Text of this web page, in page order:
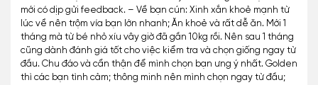
mới có dịp gửi feedback. – Về bạn cún: Xinh xắn khoẻ mạnh từ
lúc về nên trộm vía bạn lớn nhanh; Ăn khoẻ và rất dễ ăn. Mới 1
tháng mà từ bé nhỏ xíu vây giờ đã gần 10kg rồi. Nên sau 1 tháng
cũng dành đánh giá tốt cho việc kiểm tra và chọn giống ngay từ
đầu. Chu đáo và cẩn thận để mình chọn bạn ưng ý nhất. Golden
thì các bạn tình cảm; thông minh nên mình chọn ngay từ đầu;